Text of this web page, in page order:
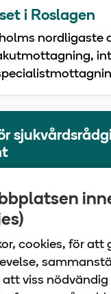
cookies, för att
viss nödvändig
i Roslagen
nordligaste